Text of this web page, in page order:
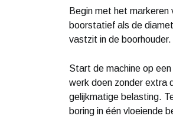
Begin met het
boorstatief als de
vastzit in de boorhouder.
Start de machine op
werk doen zonder extra
gelijkmatige belasting.
boring in één vloeiende